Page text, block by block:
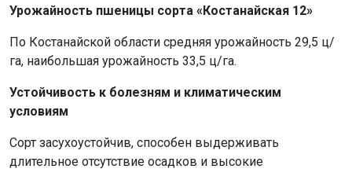
Урожайность пшеницы сорта «Костанайская 12»
По Костанайской области средняя урожайность 29,5 ц/
га, наибольшая урожайность 33,5 ц/га.
Устойчивость к болезням и климатическим
условиям
Сорт засухоустойчив, способен выдерживать
длительное отсутствие осадков и высокие